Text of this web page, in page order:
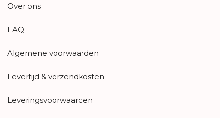
Over ons
FAQ
Algemene voorwaarden
Levertijd & verzendkosten
Leveringsvoorwaarden